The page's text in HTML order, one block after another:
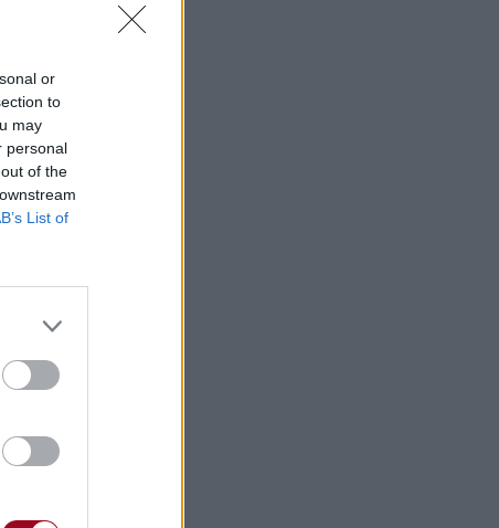
or
to
may
personal
of the
List of